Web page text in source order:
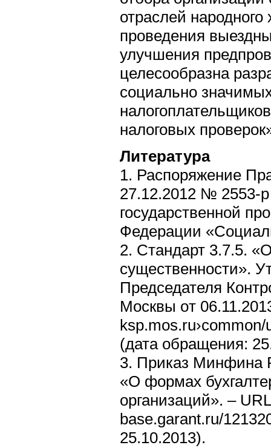
отраслей народного
проведения
улучшения
целесообразна
социально
налоговых
Литература
1. Распоряжение
27.12.2012 № 2553-
государственной
Федерации
2. Стандарт 3.7.5.
существенности».
Председателя
Москвы oт
(дата обращения:
3. Приказ Минфина
«О формах
организаций». –
base.garant.ru/
25.10.2013).